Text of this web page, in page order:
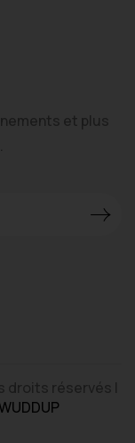
et plus
droits réservés |